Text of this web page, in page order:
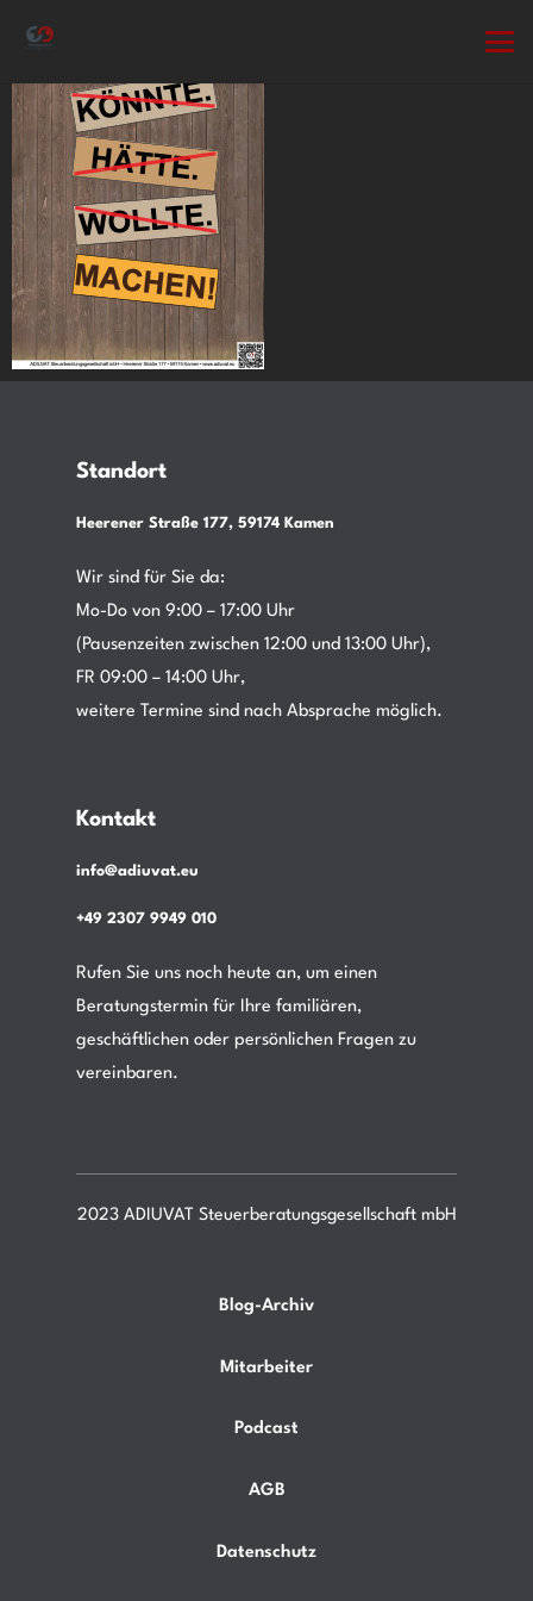
Standort
Heerener Straße 177, 59174 Kamen
Wir sind für Sie da:
Mo-Do von 9:00 – 17:00 Uhr
(Pausenzeiten zwischen 12:00 und 13:00 Uhr),
FR 09:00 – 14:00 Uhr,
weitere Termine sind nach Absprache möglich.
Kontakt
info@adiuvat.eu
+49 2307 9949 010
Rufen Sie uns noch heute an, um einen
Beratungstermin für Ihre familiären,
geschäftlichen oder persönlichen Fragen zu
vereinbaren.
2023 ADIUVAT Steuerberatungsgesellschaft mbH
Blog-Archiv
Mitarbeiter
Podcast
AGB
Datenschutz